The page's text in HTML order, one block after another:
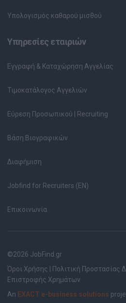
Υπολογισμός καθαρού μισθού
Υπηρεσίες εταιριών
Εγγραφή & Καταχώρηση Αγγελίας
Τιμοκατάλογος Αγγελιών
Εύρεση Προσωπικού | Recruiting
Βάση Βιογραφικών
Διαφήμιση
Jobfind for Recruiters (EN)
Επικοινωνία
©2026 JobFind.gr
Όροι Χρήσης
Πολιτική Προστασίας
Επιστροφής Χρημάτων
An EXACT e-business solutions